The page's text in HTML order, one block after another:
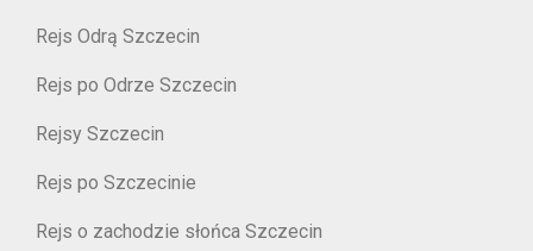
Rejs Odrą Szczecin
Rejs po Odrze Szczecin
Rejsy Szczecin
Rejs po Szczecinie
Rejs o zachodzie słońca Szczecin